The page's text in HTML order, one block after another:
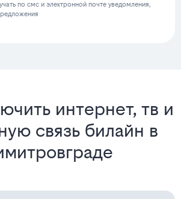
по смс и электронной почте уведомления,
интернет, тв и
связь билайн в